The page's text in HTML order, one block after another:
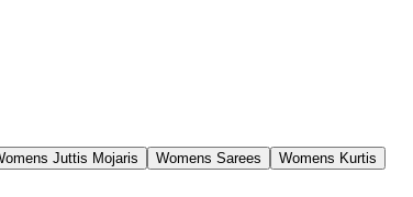
Juttis Mojaris Womens Sarees Womens Kurtis